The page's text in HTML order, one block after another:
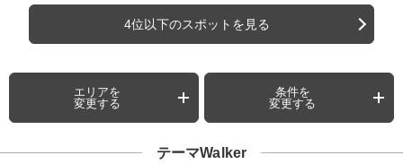
4位以下のスポットを見る
エリアを
変更する
条件を
変更する
テーマWalker